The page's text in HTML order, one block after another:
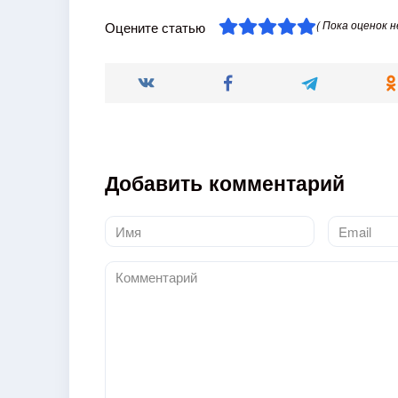
Оцените статью ( Пока оценок
Добавить комментарий
Имя
*
Email
*
Комментарий